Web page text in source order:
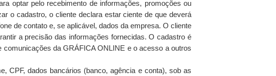
optar pelo recebimento de informações, promoções ou
o cadastro, o cliente declara estar ciente de que deverá
de contato e, se aplicável, dados da empresa. O cliente
a precisão das informações fornecidas. O cadastro é
da GRÁFICA ONLINE e o acesso a outros
CPF, dados bancários (banco, agência e conta), sob as